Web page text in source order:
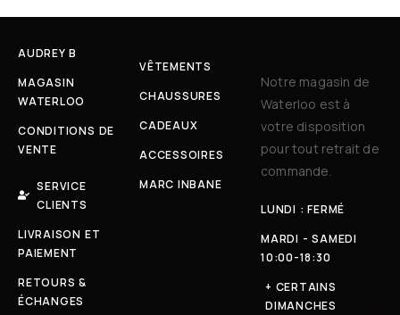
AUDREY B
MAGASIN
WATERLOO
CONDITIONS DE
VENTE
SERVICE
CLIENTS
LIVRAISON ET
PAIEMENT
RETOURS &
ÉCHANGES
VÊTEMENTS
CHAUSSURES
CADEAUX
ACCESSOIRES
MARC INBANE
Notre magasin de
Waterloo est à
votre disposition
pour tout retrait de
commande.
LUNDI : FERMÉ
MARDI - SAMEDI
10:00-18:30
+ CERTAINS
DIMANCHES